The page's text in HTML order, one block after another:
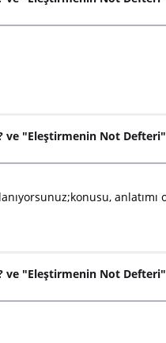
ve "Eleştirmenin Not Defteri"
anlatımı
ve "Eleştirmenin Not Defteri"